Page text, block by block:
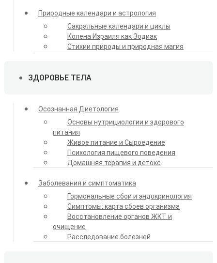
Природные календари и астрология
Сакральные календари и циклы
Колена Израиля как Зодиак
Стихии природы и природная магия
ЗДОРОВЬЕ ТЕЛА
Осознанная Диетология
Основы нутрициологии и здорового
питания
Живое питание и Сыроедение
Психология пищевого поведения
Домашняя терапия и детокс
Заболевания и симптоматика
Гормональные сбои и эндокринология
Симптомы: карта сбоев организма
Восстановление органов ЖКТ и
очищение
Расследование болезней